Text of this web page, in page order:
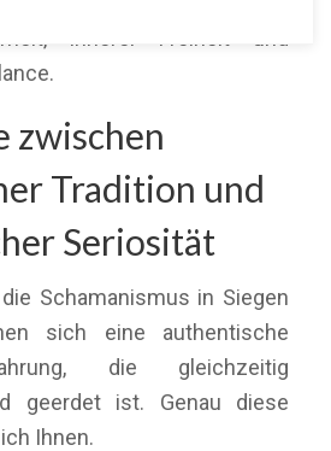
zwischen
Tradition und
Seriosität
Schamanismus in Siegen
sich eine authentische
die gleichzeitig
geerdet ist. Genau diese
Ihnen.